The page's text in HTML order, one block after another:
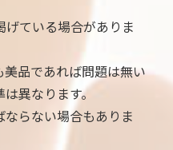
ている場合がありま
品であれば問題は無い
異なります。
らない場合もありま